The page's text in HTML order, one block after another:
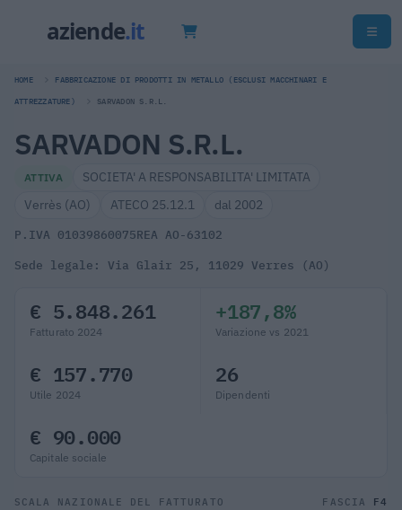
HOME FABBRICAZIONE DI PRODOTTI IN METALLO (ESCLUSI MACCHINARI E
ATTREZZATURE) SARVADON S.R.L.
SARVADON S.R.L.
ATTIVA
SOCIETA' A RESPONSABILITA' LIMITATA
Verrès (AO)
ATECO 25.12.1 dal 2002
P.IVA 01039860075REA AO-63102
Sede legale: Via Glair 25, 11029 Verres (AO)
€ 5.848.261
Fatturato 2024
+187,8%
Variazione vs 2021
€ 157.770
Utile 2024
26
Dipendenti
€ 90.000
Capitale sociale
SCALA NAZIONALE DEL FATTURATO FASCIA F4